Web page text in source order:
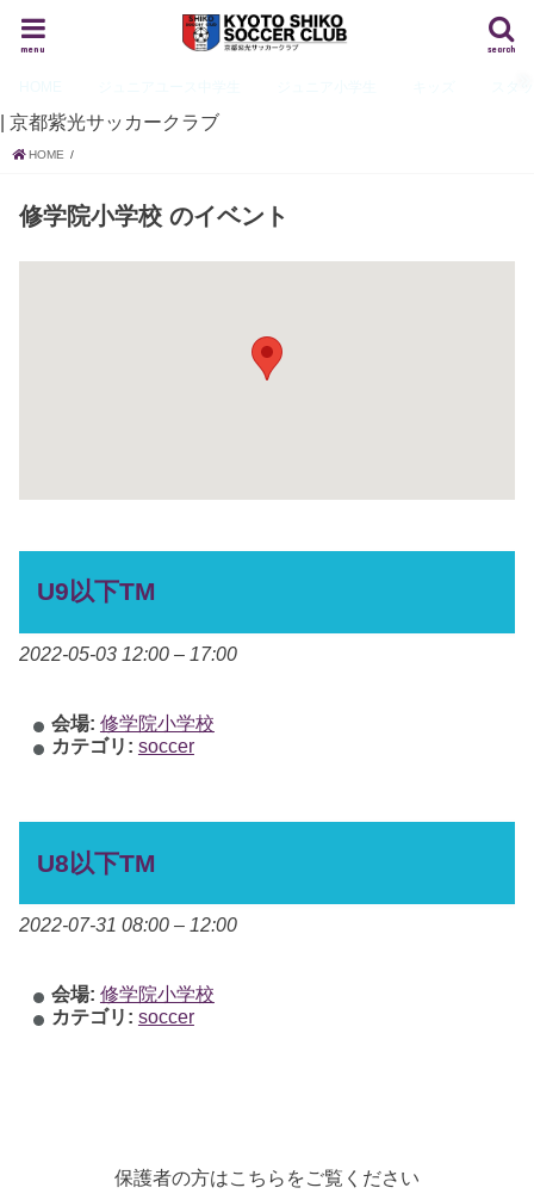
search
menu
| 京都紫光サッカークラブ
HOME
修学院小学校 のイベント
U9以下TM
2022-05-03 12:00 – 17:00
会場: 修学院小学校
カテゴリ: soccer
U8以下TM
2022-07-31 08:00 – 12:00
会場: 修学院小学校
カテゴリ: soccer
保護者の方はこちらをご覧ください